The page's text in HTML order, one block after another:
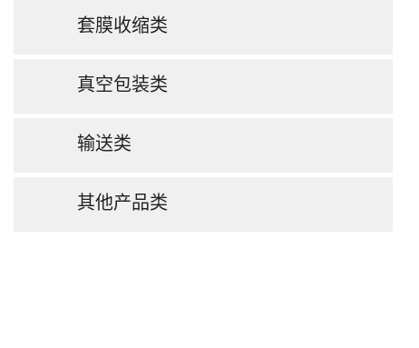
套膜收缩类
真空包装类
输送类
其他产品类